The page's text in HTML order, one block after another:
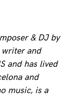
& DJ by
writer and
and has lived
and
music, is a